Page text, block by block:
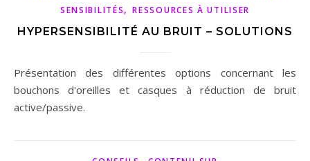
SENSIBILITÉS,RESSOURCES À UTILISER
HYPERSENSIBILITÉ AU BRUIT – SOLUTIONS
Présentation des différentes options concernant les
bouchons d'oreilles et casques à réduction de bruit
active/passive.